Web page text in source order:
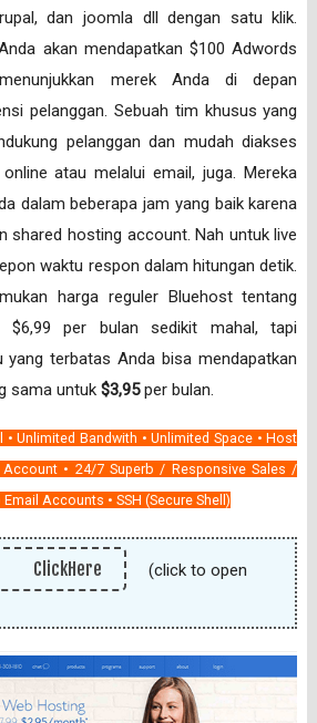
dan joomla dll dengan satu klik.
akan mendapatkan $100 Adwords
merek Anda di depan
pelanggan. Sebuah tim khusus yang
pelanggan dan mudah diakses
atau melalui email, juga. Mereka
dalam beberapa jam yang baik karena
shared hosting account. Nah untuk live
waktu respon dalam hitungan detik.
harga reguler Bluehost tentang
$6,99 per bulan sedikit mahal, tapi
yang terbatas Anda bisa mendapatkan
sama untuk $3,95per bulan.
Unlimited Bandwith • Unlimited Space • Host
• 24/7 Superb / Responsive Sales /
Accounts • SSH (Secure Shell)
ClickHere
(click to open